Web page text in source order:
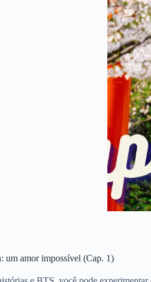
um amor impossível (Cap. 1)